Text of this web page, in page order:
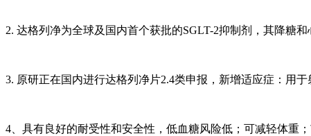
2. 达格列净为全球及国内首个获批的SGLT-2抑制剂，其降糖
3. 原研正在国内进行达格列净片2.4类申报，新增适应症：用
4、具有良好的耐受性和安全性，低血糖风险低；可减轻体重；